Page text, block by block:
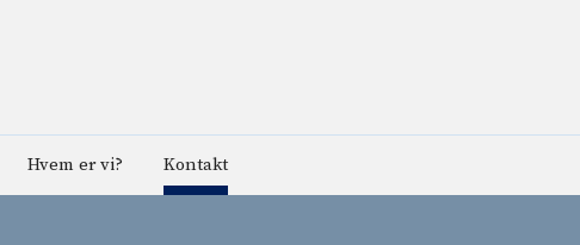
Hvem er vi? Kontakt